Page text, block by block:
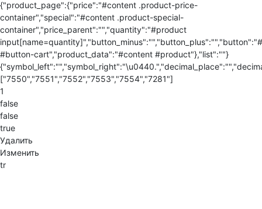
{"product_page":{"price":"#content .product-price-
container","special":"#content .product-special-
container","price_parent":"","quantity":"#product
#button-cart","product_data":"#content #product"},"list":""}
["7550","7551","7552","7553","7554","7281"]
1
false
false
true
Удалить
Изменить
tr